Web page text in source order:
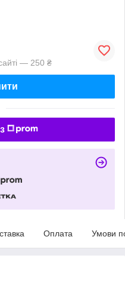
— 250 ₴
Оплата Умови